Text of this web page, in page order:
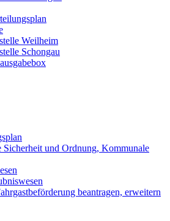
Weilheim
Schongau
und Ordnung, Kommunale
beantragen, erweitern